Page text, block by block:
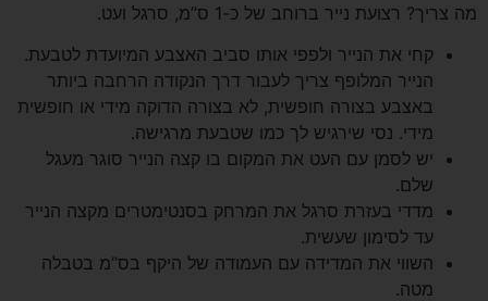
מה צריך? רצועת נייר ברוחב של כ-1 ס”מ, סרגל ועט.
קחי את הנייר ולפפי אותו סביב האצבע המיועדת לטבעת.
הנייר המלופף צריך לעבור דרך הנקודה הרחבה ביותר
באצבע בצורה חופשית, לא בצורה הדוקה מידי או חופשית
מידי. נסי שירגיש לך כמו שטבעת מרגישה.
יש לסמן עם העט את המקום בו קצה הנייר סוגר מעגל
שלם.
מדדי בעזרת סרגל את המרחק בסנטימטרים מקצה הנייר
עד לסימון שעשית.
השווי את המדידה עם העמודה של היקף בס”מ בטבלה
מטה.